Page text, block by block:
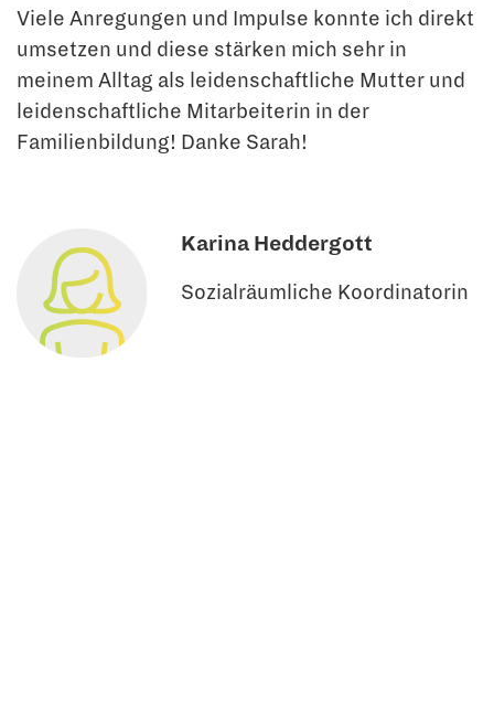
Viele Anregungen und Impulse konnte ich direkt
umsetzen und diese stärken mich sehr in
meinem Alltag als leidenschaftliche Mutter und
leidenschaftliche Mitarbeiterin in der
Familienbildung! Danke Sarah!
Karina Heddergott
Sozialräumliche Koordinatorin